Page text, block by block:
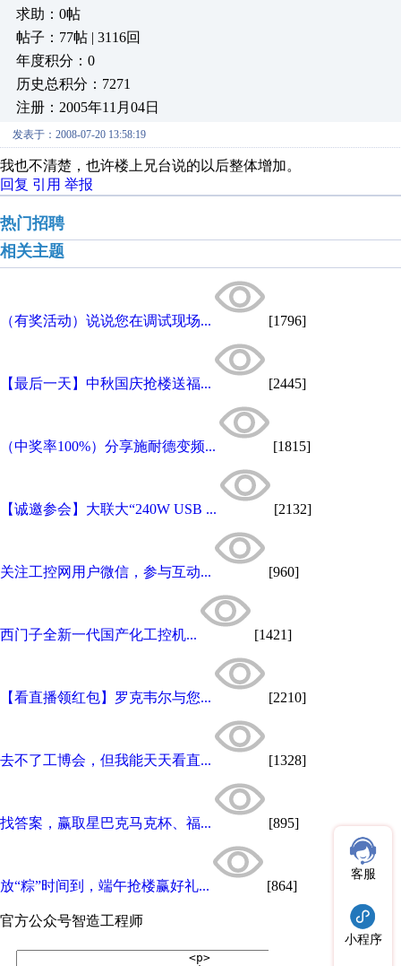
求助：0帖
帖子：77帖 | 3116回
年度积分：0
历史总积分：7271
注册：2005年11月04日
发表于：2008-07-20 13:58:19
我也不清楚，也许楼上兄台说的以后整体增加。
回复 引用 举报
热门招聘
相关主题
（有奖活动）说说您在调试现场... [1796]
【最后一天】中秋国庆抢楼送福... [2445]
（中奖率100%）分享施耐德变频... [1815]
【诚邀参会】大联大“240W USB ... [2132]
关注工控网用户微信，参与互动... [960]
西门子全新一代国产化工控机... [1421]
【看直播领红包】罗克韦尔与您... [2210]
去不了工博会，但我能天天看直... [1328]
找答案，赢取星巴克马克杯、福... [895]
放“粽”时间到，端午抢楼赢好礼... [864]
官方公众号智造工程师
客服
小程序